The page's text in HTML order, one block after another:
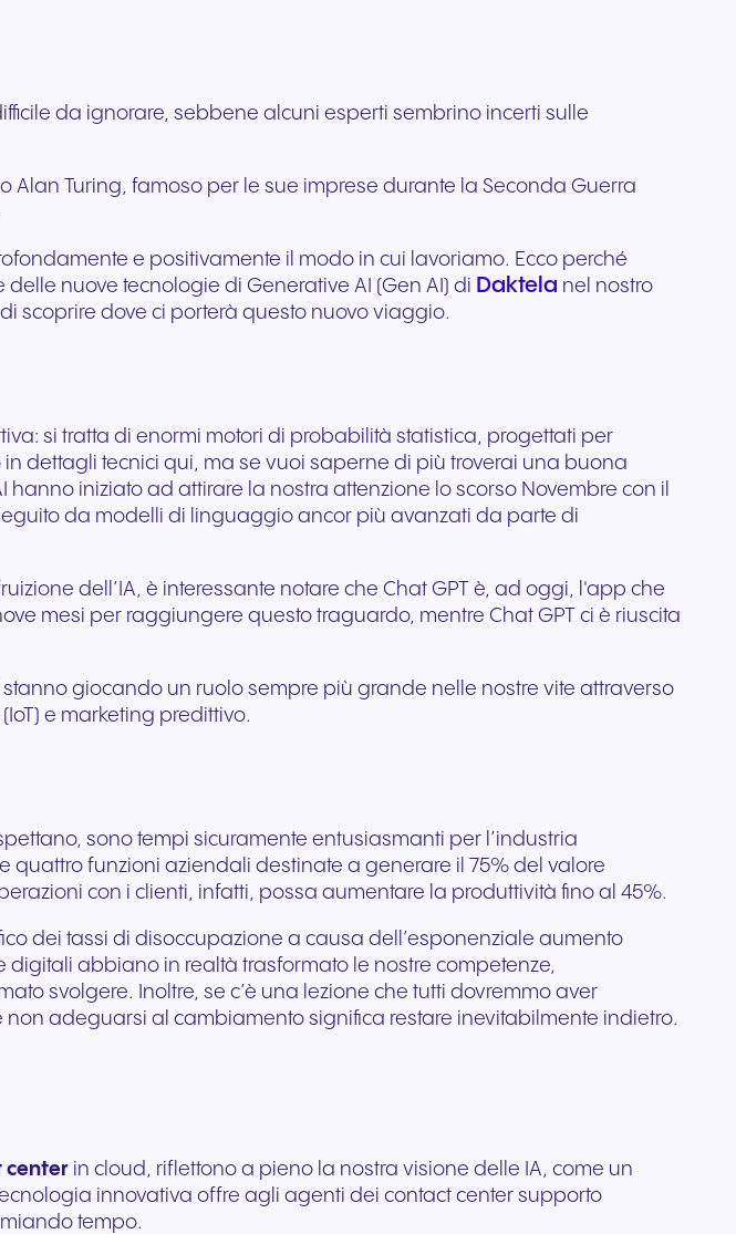
giorno.
sicurezza.
Settore pubblico
Comunicazione affidabile
da ignorare, sebbene alcuni esperti sembrino incerti sulle
Turing, famoso per le sue imprese durante la Seconda Guerra
e positivamente il modo in cui lavoriamo. Ecco perché
nuove tecnologie di Generative AI (Gen AI) di Daktela nel nostro
scoprire dove ci porterà questo nuovo viaggio.
si tratta di enormi motori di probabilità statistica, progettati per
dettagli tecnici qui, ma se vuoi saperne di più troverai una buona
hanno iniziato ad attirare la nostra attenzione lo scorso Novembre con il
da modelli di linguaggio ancor più avanzati da parte di
dell’IA, è interessante notare che Chat GPT è, ad oggi, l'app che
mesi per raggiungere questo traguardo, mentre Chat GPT ci è riuscita
giocando un ruolo sempre più grande nelle nostre vite attraverso
(IoT) e marketing predittivo.
sono tempi sicuramente entusiasmanti per l’industria
quattro funzioni aziendali destinate a generare il 75% del valore
con i clienti, infatti, possa aumentare la produttività fino al 45%.
dei tassi di disoccupazione a causa dell’esponenziale aumento
abbiano in realtà trasformato le nostre competenze,
svolgere. Inoltre, se c’è una lezione che tutti dovremmo aver
adeguarsi al cambiamento significa restare inevitabilmente indietro.
center in cloud, riflettono a pieno la nostra visione delle IA, come un
innovativa offre agli agenti dei contact center supporto
tempo.